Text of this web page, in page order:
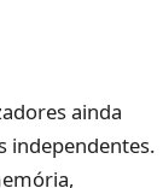
ainda
independentes.